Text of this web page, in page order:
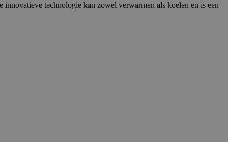
technologie kan zowel verwarmen als koelen en is een